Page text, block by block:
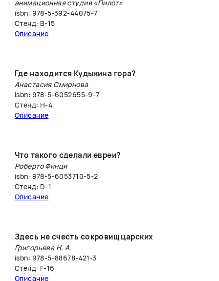
анимационная студия «Пилот»
isbn: 978-5-392-44075-7
Стенд: B-15
Описание
Где находится Кудыкина гора?
Анастасия Смирнова
isbn: 978-5-6052655-9-7
Стенд: H-4
Описание
Что такого сделали евреи?
Роберто Финци
isbn: 978-5-6053710-5-2
Стенд: D-1
Описание
Здесь не счесть сокровищ царских
Григорьева Н. А.
isbn: 978-5-88678-421-3
Стенд: F-16
Описание